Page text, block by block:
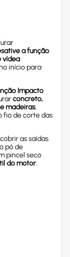
a função
vídea
início para
Impacto
concreto,
madeiras,
fio de corte das
as saídas
pó de
pincel seco
do motor.